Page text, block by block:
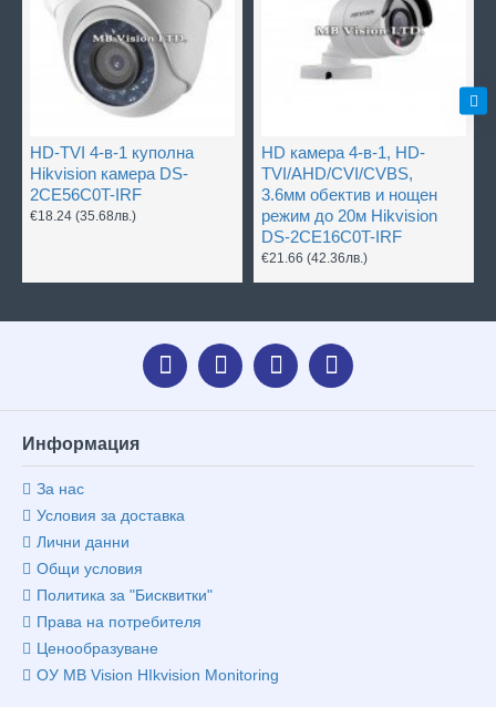
HD-TVI 4-в-1 куполна
Hikvision камера DS-
2CE56C0T-IRF
€18.24 (35.68лв.)
HD камера 4-в-1, HD-
TVI/AHD/CVI/CVBS,
3.6мм обектив и нощен
режим до 20м Hikvision
DS-2CE16C0T-IRF
€21.66 (42.36лв.)
Информация
За нас
Условия за доставка
Лични данни
Общи условия
Политика за "Бисквитки"
Права на потребителя
Ценообразуване
ОУ MB Vision HIkvision Monitoring